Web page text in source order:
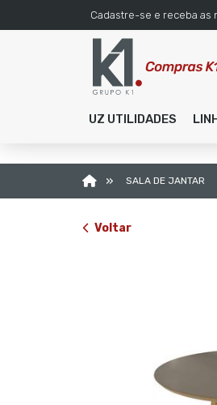
Cadastre-se e receba as
UZ UTILIDADES
» SALA DE JANTAR
Voltar